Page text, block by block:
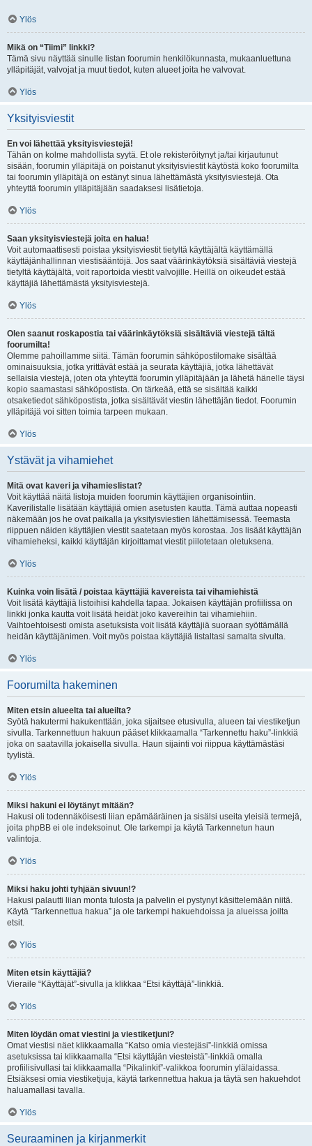
Ylös
Mikä on “Tiimi” linkki?
Tämä sivu näyttää sinulle listan foorumin henkilökunnasta, mukaanluettuna
ylläpitäjät, valvojat ja muut tiedot, kuten alueet joita he valvovat.
Ylös
Yksityisviestit
En voi lähettää yksityisviestejä!
Tähän on kolme mahdollista syytä. Et ole rekisteröitynyt ja/tai kirjautunut
sisään, foorumin ylläpitäjä on poistanut yksityisviestit käytöstä koko foorumilta
tai foorumin ylläpitäjä on estänyt sinua lähettämästä yksityisviestejä. Ota
yhteyttä foorumin ylläpitäjään saadaksesi lisätietoja.
Ylös
Saan yksityisviestejä joita en halua!
Voit automaattisesti poistaa yksityisviestit tietyltä käyttäjältä käyttämällä
käyttäjänhallinnan viestisääntöjä. Jos saat väärinkäytöksiä sisältäviä viestejä
tietyltä käyttäjältä, voit raportoida viestit valvojille. Heillä on oikeudet estää
käyttäjiä lähettämästä yksityisviestejä.
Ylös
Olen saanut roskapostia tai väärinkäytöksiä sisältäviä viestejä tältä
foorumilta!
Olemme pahoillamme siitä. Tämän foorumin sähköpostilomake sisältää
ominaisuuksia, jotka yrittävät estää ja seurata käyttäjiä, jotka lähettävät
sellaisia viestejä, joten ota yhteyttä foorumin ylläpitäjään ja lähetä hänelle täysi
kopio saamastasi sähköpostista. On tärkeää, että se sisältää kaikki
otsaketiedot sähköpostista, jotka sisältävät viestin lähettäjän tiedot. Foorumin
ylläpitäjä voi sitten toimia tarpeen mukaan.
Ylös
Ystävät ja vihamiehet
Mitä ovat kaveri ja vihamieslistat?
Voit käyttää näitä listoja muiden foorumin käyttäjien organisointiin.
Kaverilistalle lisätään käyttäjiä omien asetusten kautta. Tämä auttaa nopeasti
näkemään jos he ovat paikalla ja yksityisviestien lähettämisessä. Teemasta
riippuen näiden käyttäjien viestit saatetaan myös korostaa. Jos lisäät käyttäjän
vihamieheksi, kaikki käyttäjän kirjoittamat viestit piilotetaan oletuksena.
Ylös
Kuinka voin lisätä / poistaa käyttäjiä kavereista tai vihamiehistä
Voit lisätä käyttäjiä listoihisi kahdella tapaa. Jokaisen käyttäjän profiilissa on
linkki jonka kautta voit lisätä heidät joko kavereihin tai vihamiehiin.
Vaihtoehtoisesti omista asetuksista voit lisätä käyttäjiä suoraan syöttämällä
heidän käyttäjänimen. Voit myös poistaa käyttäjiä listaltasi samalta sivulta.
Ylös
Foorumilta hakeminen
Miten etsin alueelta tai alueilta?
Syötä hakutermi hakukenttään, joka sijaitsee etusivulla, alueen tai viestiketjun
sivulla. Tarkennettuun hakuun pääset klikkaamalla “Tarkennettu haku”-linkkiä
joka on saatavilla jokaisella sivulla. Haun sijainti voi riippua käyttämästäsi
tyylistä.
Ylös
Miksi hakuni ei löytänyt mitään?
Hakusi oli todennäköisesti liian epämääräinen ja sisälsi useita yleisiä termejä,
joita phpBB ei ole indeksoinut. Ole tarkempi ja käytä Tarkennetun haun
valintoja.
Ylös
Miksi haku johti tyhjään sivuun!?
Hakusi palautti liian monta tulosta ja palvelin ei pystynyt käsittelemään niitä.
Käytä “Tarkennettua hakua” ja ole tarkempi hakuehdoissa ja alueissa joilta
etsit.
Ylös
Miten etsin käyttäjiä?
Vieraile “Käyttäjät”-sivulla ja klikkaa “Etsi käyttäjä”-linkkiä.
Ylös
Miten löydän omat viestini ja viestiketjuni?
Omat viestisi näet klikkaamalla “Katso omia viestejäsi”-linkkiä omissa
asetuksissa tai klikkaamalla “Etsi käyttäjän viesteistä”-linkkiä omalla
profiilisivullasi tai klikkaamalla “Pikalinkit”-valikkoa foorumin ylälaidassa.
Etsiäksesi omia viestiketjuja, käytä tarkennettua hakua ja täytä sen hakuehdot
haluamallasi tavalla.
Ylös
Seuraaminen ja kirjanmerkit